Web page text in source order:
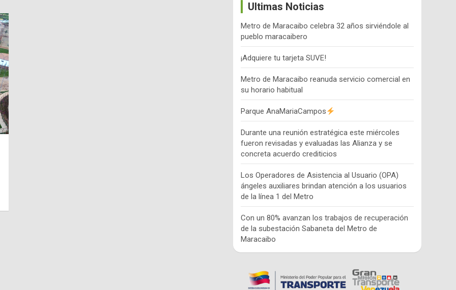
Ultimas Noticias
Metro de Maracaibo celebra 32 años sirviéndole al
pueblo maracaibero
¡Adquiere tu tarjeta SUVE!
Metro de Maracaibo reanuda servicio comercial en
su horario habitual
Parque AnaMariaCampos
Durante una reunión estratégica este miércoles
fueron revisadas y evaluadas las Alianza y se
concreta acuerdo crediticios
Los Operadores de Asistencia al Usuario (OPA)
ángeles auxiliares brindan atención a los usuarios
de la línea 1 del Metro
Con un 80% avanzan los trabajos de recuperación
de la subestación Sabaneta del Metro de
Maracaibo